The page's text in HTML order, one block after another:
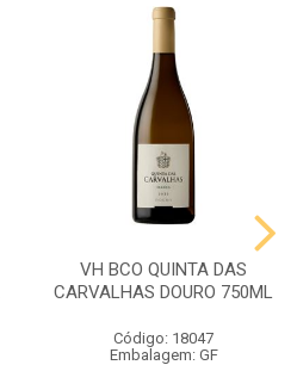
VH BCO QUINTA DAS
CARVALHAS DOURO 750ML
Código: 18047
Embalagem: GF